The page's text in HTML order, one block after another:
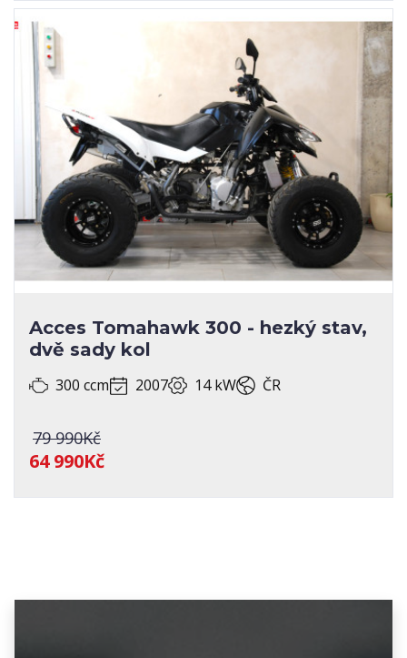
Acces Tomahawk 300 - hezký stav,
dvě sady kol
300 ccm 2007 14 kW ČR
79 990Kč
64 990Kč